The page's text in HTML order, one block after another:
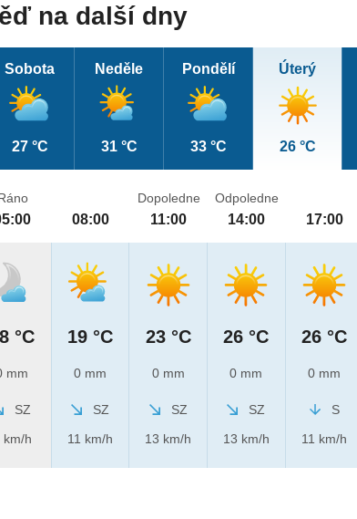
na další dny
Sobota
27 °C
Neděle
31 °C
Pondělí
33 °C
Úterý
26 °C
°C
mm
SZ
km/h
08:00
19 °C
0 mm
SZ
11 km/h
Dopoledne
11:00
23 °C
0 mm
SZ
13 km/h
Odpoledne
14:00
26 °C
0 mm
SZ
13 km/h
17:00
26 °C
0 mm
S
11 km/h